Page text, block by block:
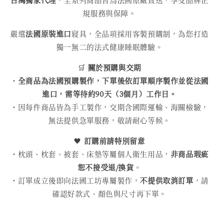
規服務與保障。
嚴選法國原裝進口寢具，全品項採用客製預購制，為您打造
獨一無二的法式健康睡眠體驗。
🛒 關於預購與交期
・ 全商品為法國預購製作，下單後依訂單順序製作並從法國
進口，需等待約90天（3個月）工作日。
・因每件商品皆為手工製作，交期含國際運輸、海關檢驗，
無法提供急單服務，敬請耐心等候。
🖤 訂購前請特別留意
・枕頭、枕套、被套、床墊等屬個人衛生用品， 非商品瑕疵
恕不接受退/換貨 。
・訂單成立後即向法國工坊專屬製作，不提供取消訂單 ，請
確認好款式、顏色與尺寸再下單。